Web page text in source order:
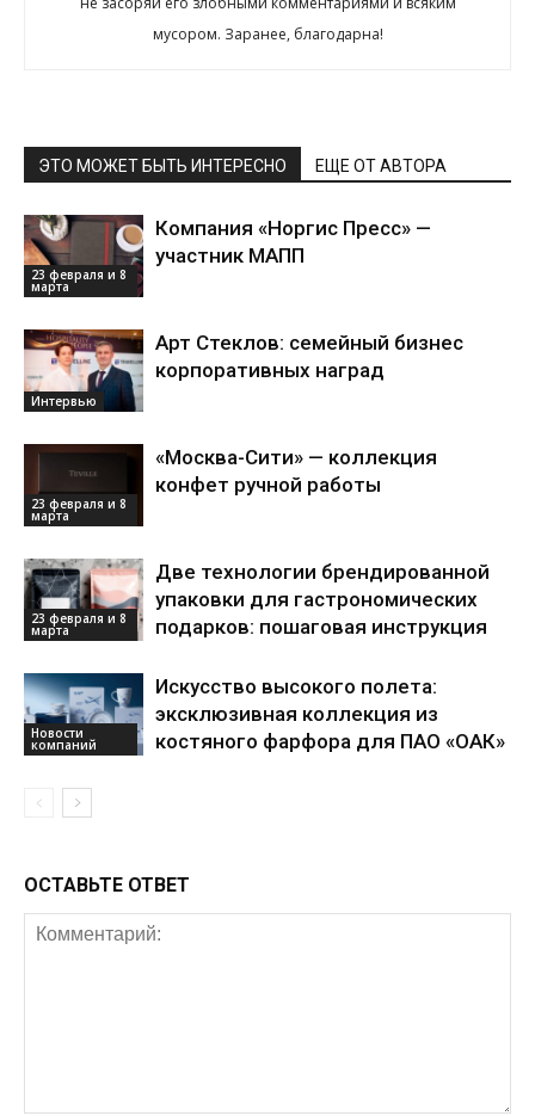
мусором. Заранее, благодарна!
ЭТО МОЖЕТ БЫТЬ ИНТЕРЕСНО ЕЩЕ ОТ АВТОРА
23 февраля и 8
марта
Компания «Норгис Пресс» —
участник МАПП
Интервью
Арт Стеклов: семейный бизнес
корпоративных наград
23 февраля и 8
марта
«Москва-Сити» — коллекция
конфет ручной работы
23 февраля и 8
марта
Две технологии брендированной
упаковки для гастрономических
подарков: пошаговая инструкция
Новости
компаний
Искусство высокого полета:
эксклюзивная коллекция из
костяного фарфора для ПАО «ОАК»
ОСТАВЬТЕ ОТВЕТ